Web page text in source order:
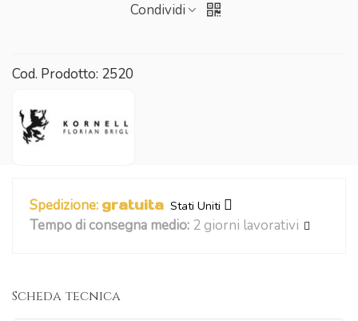
Condividi
Cod. Prodotto: 2520
Spedizione: gratuita Stati Uniti
Tempo di consegna medio: 2 giorni lavorativi
Scheda tecnica